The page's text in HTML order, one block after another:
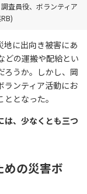
査員役、ボランティア
地に出向き被害にあ
どの運搬や配給とい
ろうか。しかし、岡
ランティア活動にお
となった。
は、少なくとも三つ
の災害ボ